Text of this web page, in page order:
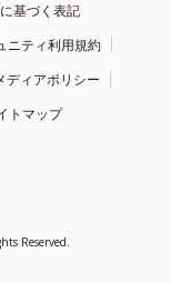
基づく表記
ニティ利用規約
ディアポリシー
トマップ
Reserved.